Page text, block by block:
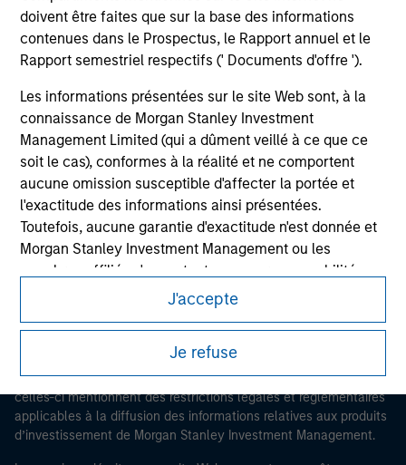
doivent être faites que sur la base des informations
contenues dans le Prospectus, le Rapport annuel et le
Rapport semestriel respectifs (' Documents d'offre ').
Les informations présentées sur le site Web sont, à la
connaissance de Morgan Stanley Investment
Management Limited (qui a dûment veillé à ce que ce
soit le cas), conformes à la réalité et ne comportent
aucune omission susceptible d'affecter la portée et
l'exactitude des informations ainsi présentées.
Toutefois, aucune garantie d'exactitude n'est donnée et
Morgan Stanley Investment Management ou les
membres affiliés n'acceptent aucune responsabilité
pour toute erreur ou omission de tiers.
Les professionnels du secteur financier sont contraints
de respecter certaines obligations destinées à
empêcher l’utilisation de fonds d’investissement à des
fins de blanchiment d’argent. Par conséquent, une
procédure d’identification des souscripteurs est
imposée. Morgan Stanley Investment Management
Limited peut procéder à des vérifications et d’autres
J'accepte
Je refuse
Morgan Stanley
Morgan Stanley Careers
Ce document est une communication promotionnelle.
Les utilisateurs sont invités à prendre connaissance des
conditions d’utilisation avant d’engager toute procédure, car
celles-ci mentionnent des restrictions légales et réglementaires
applicables à la diffusion des informations relatives aux produits
d’investissement de Morgan Stanley Investment Management.